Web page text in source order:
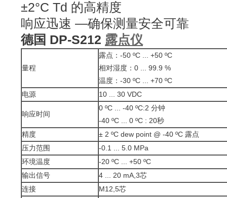
±2°C Td 的高精度
响应迅速 —确保测量安全可靠
德国 DP-S212 露点仪
量程
露点：-50 ºC ... +50 ºC
相对湿度：0 ... 99.9 %
温度：-30 ºC ... +70 ºC
电源
10 ... 30 VDC
响应时间
0 ºC ... -40 ºC:2 分钟
-40 ºC ... 0 ºC : 20秒
精度
± 2 ºC dew point @ -40 ºC 露点
压力范围
-0.1 ... 5.0 MPa
环境温度
-20 ºC ... +50 ºC
输出信号
4 ... 20 mA,3芯
连接
M12,5芯